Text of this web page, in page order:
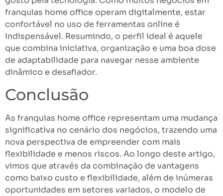
franquias home office operam digitalmente, estar
confortável no uso de ferramentas online é
indispensável. Resumindo, o perfil ideal é aquele
que combina iniciativa, organização e uma boa dose
de adaptabilidade para navegar nesse ambiente
dinâmico e desafiador.
Conclusão
As franquias home office representam uma mudança
significativa no cenário dos negócios, trazendo uma
nova perspectiva de empreender com mais
flexibilidade e menos riscos. Ao longo deste artigo,
vimos que através da combinação de vantagens
como baixo custo e flexibilidade, além de inúmeras
oportunidades em setores variados, o modelo de